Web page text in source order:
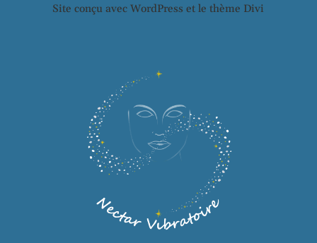
Site conçu avec WordPress et le thème Divi